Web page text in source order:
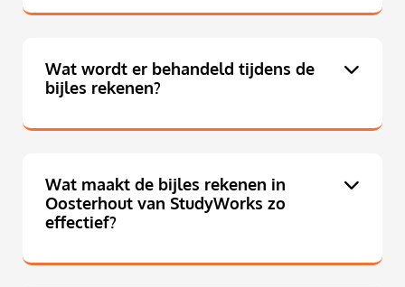
Wat wordt er behandeld tijdens de
bijles rekenen?
Wat maakt de bijles rekenen in
Oosterhout van StudyWorks zo
effectief?